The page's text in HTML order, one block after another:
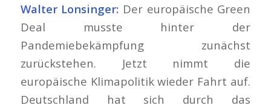
Walter Lonsinger: Der europäische Green
Deal musste hinter der
Pandemiebekämpfung zunächst
zurückstehen. Jetzt nimmt die
europäische Klimapolitik wieder Fahrt auf.
Deutschland hat sich durch das